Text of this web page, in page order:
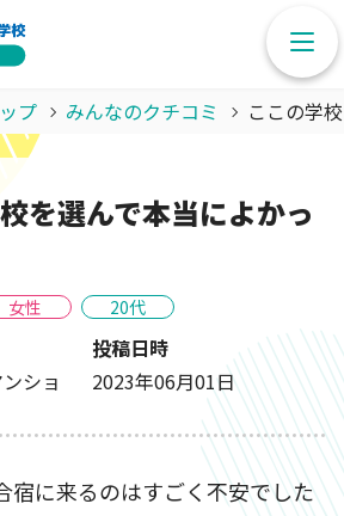
プ みんなのクチコミ ここの学
を選んで本当によかっ
女性 20代
ショ
投稿日時
2023年06月01日
宿に来るのはすごく不安でした